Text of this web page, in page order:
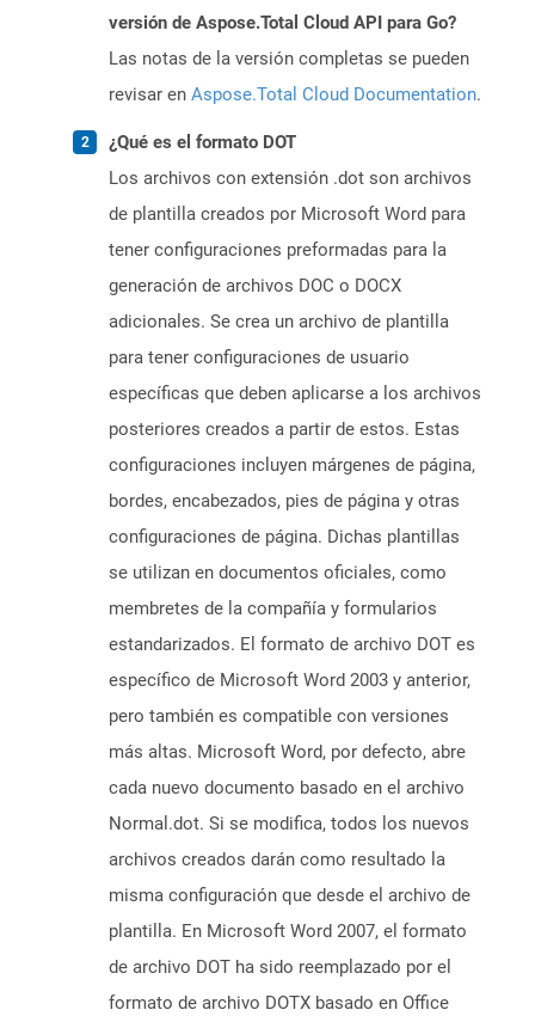
versión de Aspose.Total Cloud API para Go?
Las notas de la versión completas se pueden
revisar en Aspose.Total Cloud Documentation.
¿Qué es el formato DOT
Los archivos con extensión .dot son archivos
de plantilla creados por Microsoft Word para
tener configuraciones preformadas para la
generación de archivos DOC o DOCX
adicionales. Se crea un archivo de plantilla
para tener configuraciones de usuario
específicas que deben aplicarse a los archivos
posteriores creados a partir de estos. Estas
configuraciones incluyen márgenes de página,
bordes, encabezados, pies de página y otras
configuraciones de página. Dichas plantillas
se utilizan en documentos oficiales, como
membretes de la compañía y formularios
estandarizados. El formato de archivo DOT es
específico de Microsoft Word 2003 y anterior,
pero también es compatible con versiones
más altas. Microsoft Word, por defecto, abre
cada nuevo documento basado en el archivo
Normal.dot. Si se modifica, todos los nuevos
archivos creados darán como resultado la
misma configuración que desde el archivo de
plantilla. En Microsoft Word 2007, el formato
de archivo DOT ha sido reemplazado por el
formato de archivo DOTX basado en Office